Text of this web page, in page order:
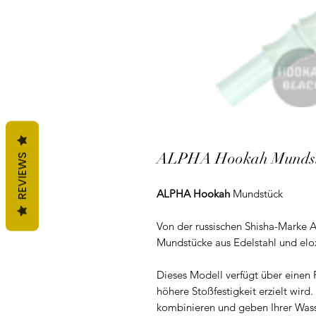
ALPHA Hookah
ALPHA Hookah Mundstück
Von der russischen Shisha-
Mundstücke aus Edelstahl und
Dieses Modell verfügt über einen
höhere Stoßfestigkeit erzielt
kombinieren und geben Ihrer
REVIEWS